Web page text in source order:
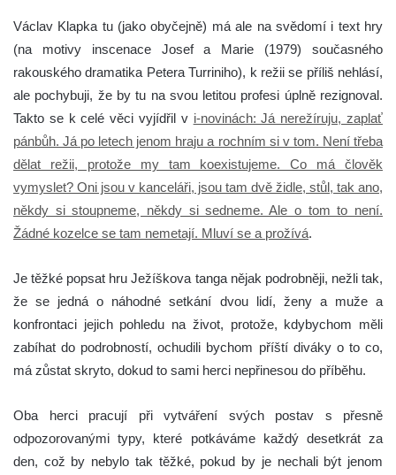
Václav Klapka tu (jako obyčejně) má ale na svědomí i text hry
(na motivy inscenace Josef a Marie (1979) současného
rakouského dramatika Petera Turriniho), k režii se příliš nehlásí,
ale pochybuji, že by tu na svou letitou profesi úplně rezignoval.
Takto se k celé věci vyjídřil v i-novinách: Já nerežíruju, zaplať
pánbůh. Já po letech jenom hraju a rochním si v tom. Není třeba
dělat režii, protože my tam koexistujeme. Co má člověk
vymyslet? Oni jsou v kanceláři, jsou tam dvě židle, stůl, tak ano,
někdy si stoupneme, někdy si sedneme. Ale o tom to není.
Žádné kozelce se tam nemetají. Mluví se a prožívá.
Je těžké popsat hru Ježíškova tanga nějak podrobněji, nežli tak,
že se jedná o náhodné setkání dvou lidí, ženy a muže a
konfrontaci jejich pohledu na život, protože, kdybychom měli
zabíhat do podrobností, ochudili bychom příští diváky o to co,
má zůstat skryto, dokud to sami herci nepřinesou do příběhu.
Oba herci pracují při vytváření svých postav s přesně
odpozorovanými typy, které potkáváme každý desetkrát za
den, což by nebylo tak těžké, pokud by je nechali být jenom